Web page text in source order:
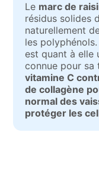
Le marc de
résidus solides
naturellement
les polyphénols.
est quant à elle
connue pour sa
vitamine C
de collagène
normal des
protéger les